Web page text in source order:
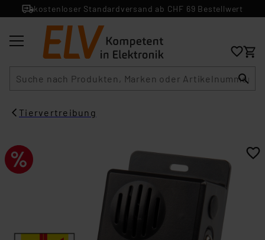
kostenloser Standardversand ab CHF 69 Bestellwert
Tiervertreibung